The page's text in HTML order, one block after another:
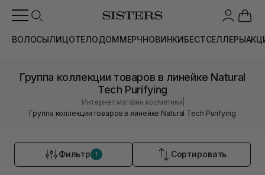
ВОЛОСЫЛИЦОТЕЛОДОММЕРЧНОВИНКИБЕСТСЕЛЛЕРЫ
Группа коллекции товаров в линейке Natural
Tech Purifying
Интернет магазин косметики
Группа коллекции товаров в линейке Natural Tech Purifying
Фильтр 1 Сортировать